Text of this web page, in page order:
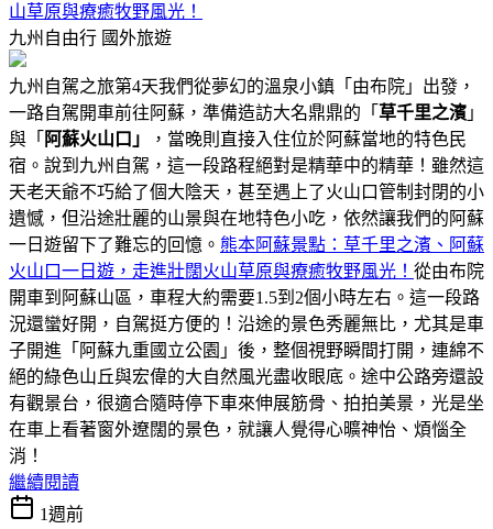
山草原與療癒牧野風光！
九州自由行 國外旅遊
九州自駕之旅第4天我們從夢幻的溫泉小鎮「由布院」出發，
一路自駕開車前往阿蘇，準備造訪大名鼎鼎的「 草千里之濱 」
與「 阿蘇火山口」
，當晚則直接入住位於阿蘇當地的特色民
宿。說到九州自駕，這一段路程絕對是精華中的精華！雖然這
天老天爺不巧給了個大陰天，甚至遇上了火山口管制封閉的小
遺憾，但沿途壯麗的山景與在地特色小吃，依然讓我們的阿蘇
一日遊留下了難忘的回憶。 熊本阿蘇景點：草千里之濱、阿蘇
火山口一日遊，走進壯闊火山草原與療癒牧野風光！ 從由布院
開車到阿蘇山區，車程大約需要1.5到2個小時左右。這一段路
況還蠻好開，自駕挺方便的！沿途的景色秀麗無比，尤其是車
子開進「阿蘇九重國立公園」後，整個視野瞬間打開，連綿不
絕的綠色山丘與宏偉的大自然風光盡收眼底。途中公路旁還設
有觀景台，很適合隨時停下車來伸展筋骨、拍拍美景，光是坐
在車上看著窗外遼闊的景色，就讓人覺得心曠神怡、煩惱全
消！
繼續閱讀
1週前